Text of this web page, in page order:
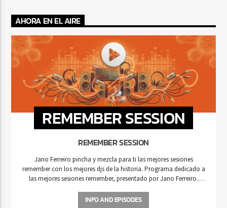
AHORA EN EL AIRE
REMEMBER SESSION
REMEMBER SESSION
Jano Ferreiro pincha y mezcla para ti las mejores sesiones
remember con los mejores djs de la historia. Programa dedicado a
las mejores sesiones remember, presentado por Jano Ferreiro.
Colectivo de Djs de Lleida Sígueme en facebook: Jano Ferreiro:
INFO AND EPISODES